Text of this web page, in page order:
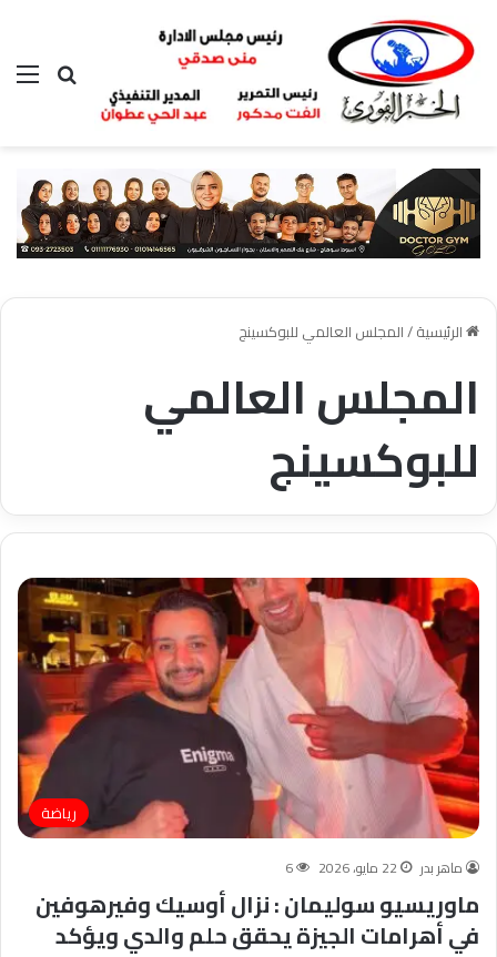
بحث عن
الرئيسية/المجلس العالمي للبوكسينج
المجلس العالمي
للبوكسينج
رياضة
ماهر بدر 22 مايو، 2026 6
ماوريسيو سوليمان : نزال أوسيك وفيرهوفين
في أهرامات الجيزة يحقق حلم والدي ويؤكد